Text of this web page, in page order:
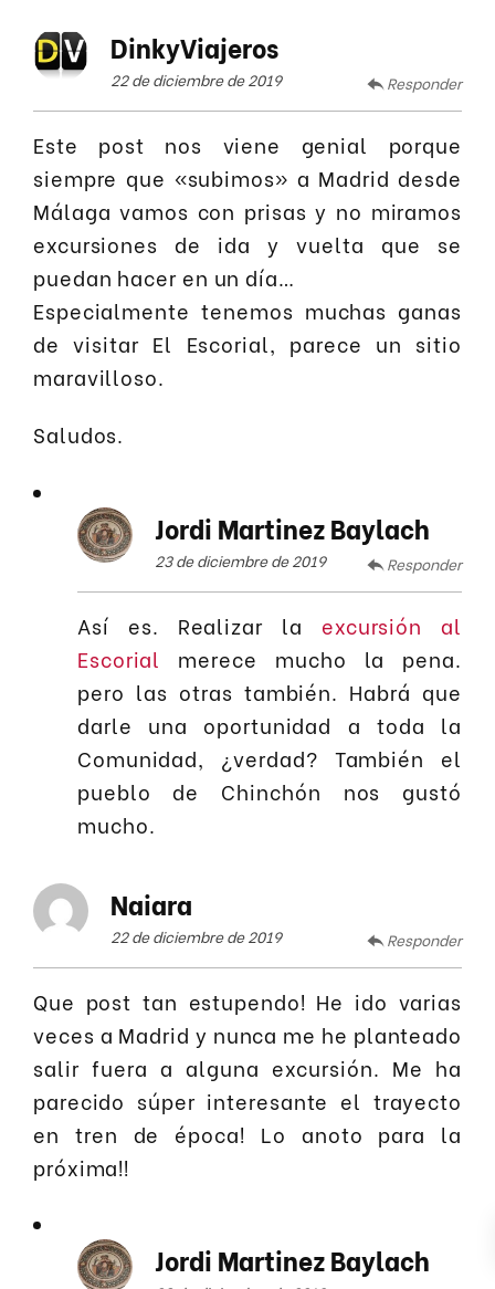
DinkyViajeros
22 de diciembre de 2019 Responder
Este post nos viene genial porque
siempre que «subimos» a Madrid desde
Málaga vamos con prisas y no miramos
excursiones de ida y vuelta que se
puedan hacer en un día…
Especialmente tenemos muchas ganas
de visitar El Escorial, parece un sitio
maravilloso.
Saludos.
Jordi Martinez Baylach
23 de diciembre de 2019 Responder
Así es. Realizar la excursión al
Escorial merece mucho la pena.
pero las otras también. Habrá que
darle una oportunidad a toda la
Comunidad, ¿verdad? También el
pueblo de Chinchón nos gustó
mucho.
Naiara
22 de diciembre de 2019 Responder
Que post tan estupendo! He ido varias
veces a Madrid y nunca me he planteado
salir fuera a alguna excursión. Me ha
parecido súper interesante el trayecto
en tren de época! Lo anoto para la
próxima!!
Jordi Martinez Baylach